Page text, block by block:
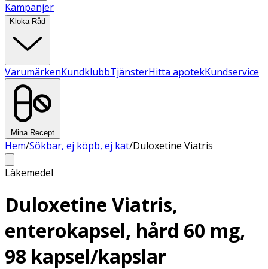
Kampanjer
Kloka Råd
VarumärkenKundklubbTjänsterHitta apotekKundservice
Mina Recept
Hem/Sökbar, ej köpb, ej kat/Duloxetine Viatris
Läkemedel
Duloxetine Viatris,
enterokapsel, hård 60 mg,
98 kapsel/kapslar